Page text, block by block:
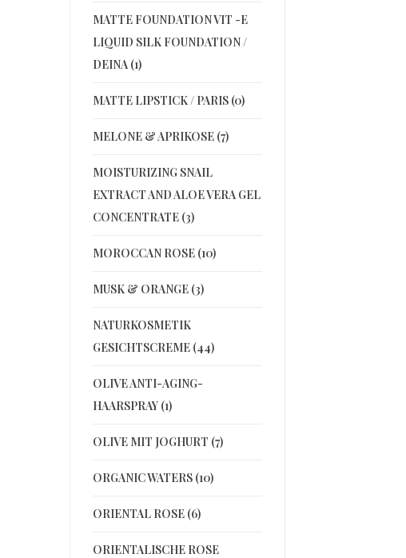
MATTE FOUNDATION VIT -E
LIQUID SILK FOUNDATION /
DEINA (1)
MATTE LIPSTICK / PARIS (0)
MELONE & APRIKOSE (7)
MOISTURIZING SNAIL
EXTRACT AND ALOE VERA GEL
CONCENTRATE (3)
MOROCCAN ROSE (10)
MUSK & ORANGE (3)
NATURKOSMETIK
GESICHTSCREME (44)
OLIVE ANTI-AGING-
HAARSPRAY (1)
OLIVE MIT JOGHURT (7)
ORGANIC WATERS (10)
ORIENTAL ROSE (6)
ORIENTALISCHE ROSE